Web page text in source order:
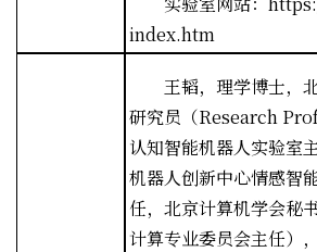
index.htm
王韬，理学博士，
研究员（Research
认知智能机器人实验室
机器人创新中心情感智
任，北京计算机学会秘
计算专业委员会主任）